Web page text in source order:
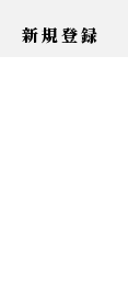
新規登録